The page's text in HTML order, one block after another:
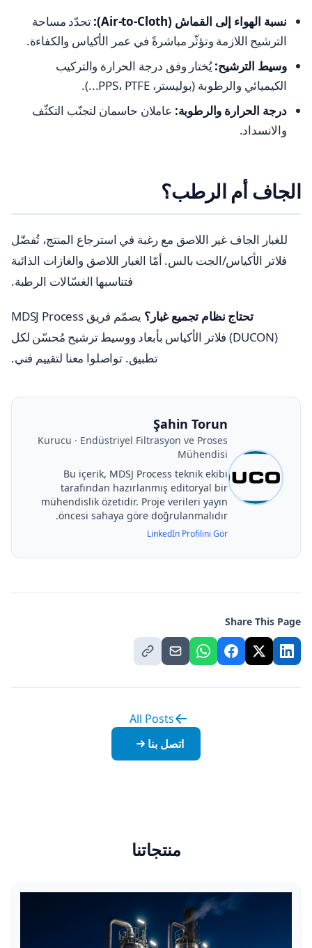
نسبة الهواء إلى القماش (Air-to-Cloth):
تحدّد مساحة
الترشيح اللازمة وتؤثّر مباشرةً في عمر الأكياس والكفاءة.
وسيط الترشيح:يُختار وفق درجة الحرارة والتركيب
الكيميائي والرطوبة (بوليستر، PPS، PTFE...).
درجة الحرارة والرطوبة: عاملان حاسمان لتجنّب التكثّف
والانسداد.
الجاف أم الرطب؟
للغبار الجاف غير اللاصق مع رغبة في استرجاع المنتج، تُفضّل
فلاتر الأكياس/الجت بالس. أمّا الغبار اللاصق والغازات الذائبة
فتناسبها الغسّالات الرطبة.
تحتاج نظام تجميع غبار؟
يصمّم فريق MDSJ Process
(DUCON) فلاتر الأكياس بأبعاد ووسيط ترشيح مُحسّن لكل
تطبيق. تواصلوا معنا لتقييم فني.
Şahin Torun
Kurucu · Endüstriyel Filtrasyon ve Proses
Mühendisi
Bu içerik, MDSJ Process teknik ekibi
tarafından hazırlanmış editoryal bir
mühendislik özetidir. Proje verileri yayın
öncesi sahaya göre doğrulanmalıdır.
LinkedIn Profilini Gör
Share This Page
All Posts
اتصل بنا
منتجاتنا